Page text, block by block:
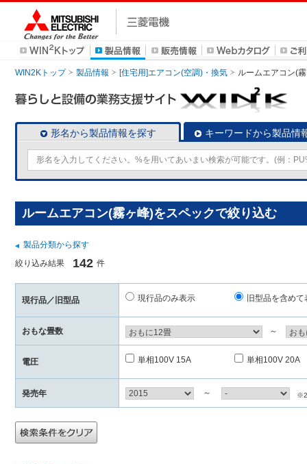
WIN2Kトップ 製品情報 [住宅用]エアコン(空調)・換気 ルームエアコン(
形名から製品情報を探す キーワードから製品情
ルームエアコン(霧ヶ峰)をスペックで絞り込む
製品分類から探す
絞り込み結果
142 件
現行品／旧型品 現行品のみ表示 旧型品を含めて
おもな畳数 ～
電圧 単相100V 15A 単相100V 20A
発売年 ～